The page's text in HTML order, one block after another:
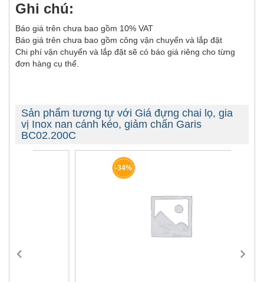
Ghi chú:
Báo giá trên chưa bao gồm 10% VAT
Báo giá trên chưa bao gồm công vận chuyển và lắp đặt
Chi phí vận chuyển và lắp đặt sẽ có báo giá riêng cho từng
đơn hàng cụ thể.
Sản phẩm tương tự với Giá đựng chai lọ, gia
vị Inox nan cánh kéo, giảm chấn Garis
BC02.200C